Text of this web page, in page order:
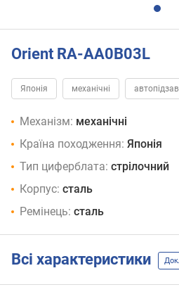
Orient RA-AA0B03L
Японія механічні
Механізм: механічні
Країна походження: Японія
Тип циферблата: стрілочний
Корпус: сталь
Ремінець: сталь
Всі характеристики